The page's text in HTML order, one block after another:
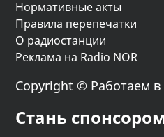
Нормативные акты
Правила перепечатки
О радиостанции
Реклама на Radio NOR
Copyright © Работаем в
Стань